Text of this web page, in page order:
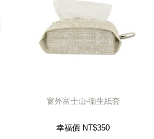
窗外富士山-衛生紙套
幸福價 NT$350